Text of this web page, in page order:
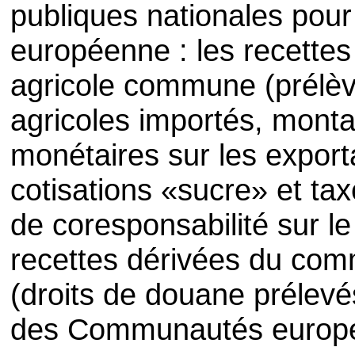
publiques nationales
européenne : les
agricole commune
agricoles importés,
monétaires sur les
cotisations «sucre» et
de coresponsabilité sur
recettes dérivées du
(droits de douane
des Communautés